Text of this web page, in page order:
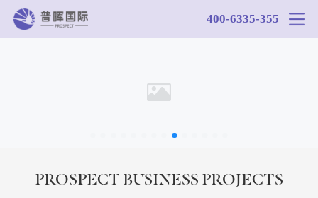
400-6335-355
PROSPECT BUSINESS PROJECTS